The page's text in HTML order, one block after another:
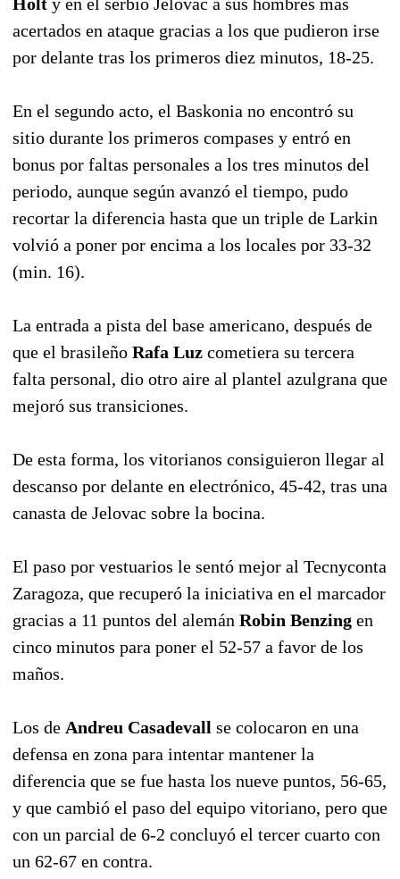
acertados en ataque gracias a los que pudieron irse
por delante tras los primeros diez minutos, 18-25.
En el segundo acto, el Baskonia no encontró su
sitio durante los primeros compases y entró en
bonus por faltas personales a los tres minutos del
periodo, aunque según avanzó el tiempo, pudo
recortar la diferencia hasta que un triple de Larkin
volvió a poner por encima a los locales por 33-32
(min. 16).
La entrada a pista del base americano, después de
que el brasileño Rafa Luz cometiera su tercera
falta personal, dio otro aire al plantel azulgrana que
mejoró sus transiciones.
De esta forma, los vitorianos consiguieron llegar al
descanso por delante en electrónico, 45-42, tras una
canasta de Jelovac sobre la bocina.
El paso por vestuarios le sentó mejor al Tecnyconta
Zaragoza, que recuperó la iniciativa en el marcador
gracias a 11 puntos del alemán Robin Benzing en
cinco minutos para poner el 52-57 a favor de los
maños.
Los de Andreu Casadevall se colocaron en una
defensa en zona para intentar mantener la
diferencia que se fue hasta los nueve puntos, 56-65,
y que cambió el paso del equipo vitoriano, pero que
con un parcial de 6-2 concluyó el tercer cuarto con
un 62-67 en contra.